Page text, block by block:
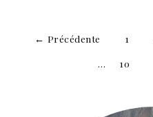
← Précédente 1
…
10